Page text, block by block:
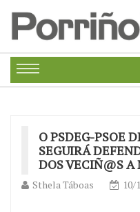
O PSDEG-PSOE
SEGUIRÁ
DOS VECIÑ@S A
Sthela Táboas 10/